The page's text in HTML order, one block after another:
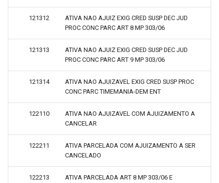
121312
ATIVA NAO AJUIZ EXIG CRED SUSP DEC JUD
PROC CONC PARC ART 8 MP 303/06
121313
ATIVA NAO AJUIZ EXIG CRED SUSP DEC JUD
PROC CONC PARC ART 9 MP 303/06
121314
ATIVA NAO AJUIZAVEL EXIG CRED SUSP PROC
CONC PARC TIMEMANIA-DEM ENT
122110
ATIVA NAO AJUIZAVEL COM AJUIZAMENTO A
CANCELAR
122211
ATIVA PARCELADA COM AJUIZAMENTO A SER
CANCELADO
122213
ATIVA PARCELADA ART 8 MP 303/06 E